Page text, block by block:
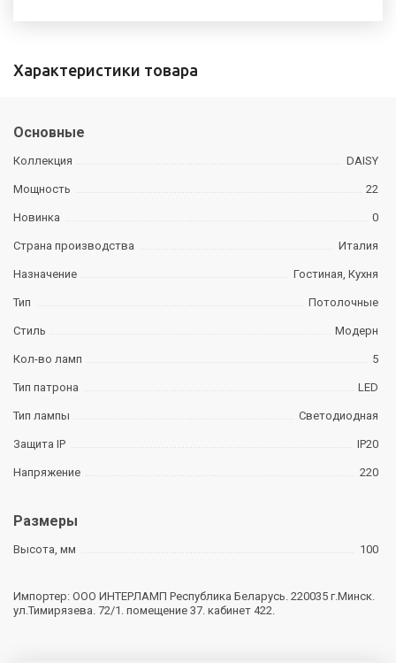
Характеристики товара
Основные
Коллекция DAISY
Мощность 22
Новинка 0
Страна производства Италия
Назначение Гостиная, Кухня
Тип Потолочные
Стиль Модерн
Кол-во ламп 5
Тип патрона LED
Тип лампы Светодиодная
Защита IP IP20
Напряжение 220
Размеры
Высота, мм 100
Импортер: ООО ИНТЕРЛАМП Республика Беларусь. 220035 г.Минск.
ул.Тимирязева. 72/1. помещение 37. кабинет 422.